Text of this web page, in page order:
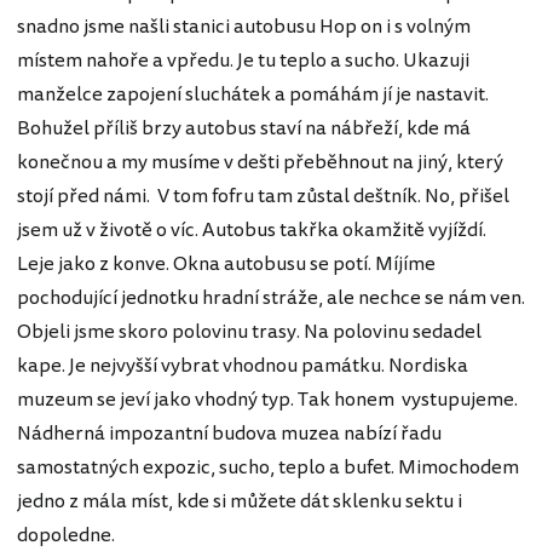
snadno jsme našli stanici autobusu Hop on i s volným
místem nahoře a vpředu. Je tu teplo a sucho. Ukazuji
manželce zapojení sluchátek a pomáhám jí je nastavit.
Bohužel příliš brzy autobus staví na nábřeží, kde má
konečnou a my musíme v dešti přeběhnout na jiný, který
stojí před námi. V tom fofru tam zůstal deštník. No, přišel
jsem už v životě o víc. Autobus takřka okamžitě vyjíždí.
Leje jako z konve. Okna autobusu se potí. Míjíme
pochodující jednotku hradní stráže, ale nechce se nám ven.
Objeli jsme skoro polovinu trasy. Na polovinu sedadel
kape. Je nejvyšší vybrat vhodnou památku. Nordiska
muzeum se jeví jako vhodný typ. Tak honem vystupujeme.
Nádherná impozantní budova muzea nabízí řadu
samostatných expozic, sucho, teplo a bufet. Mimochodem
jedno z mála míst, kde si můžete dát sklenku sektu i
dopoledne.